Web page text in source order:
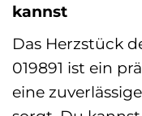
kannst
Das Herzstück
019891 ist ein
eine